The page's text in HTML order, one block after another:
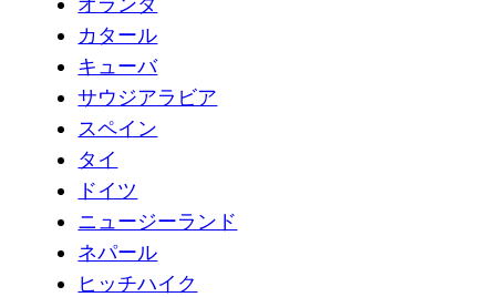
カタール
キューバ
サウジアラビア
スペイン
タイ
ドイツ
ニュージーランド
ネパール
ヒッチハイク